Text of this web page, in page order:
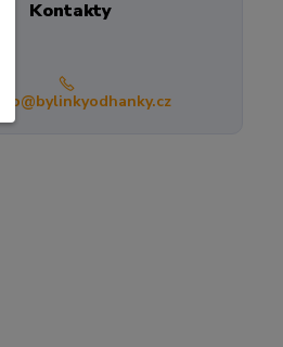
Kontakty
info@bylinkyodhanky.cz